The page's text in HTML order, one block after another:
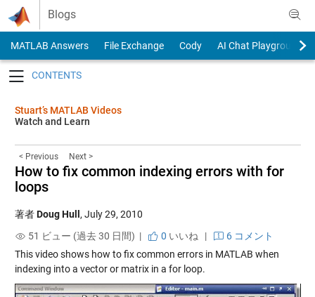
Skip to content
Blogs
MATLAB Answers File Exchange Cody
AI Chat Playground
Stuart’s MATLAB Videos
Watch and Learn
< Previous Next >
How to fix common indexing errors with for
loops
著者Doug Hull , July 29, 2010
51 ビュー (過去 30 日間) |
0 いいね |
6 コメント
This video shows how to fix common errors in MATLAB when
indexing into a vector or matrix in a for loop.